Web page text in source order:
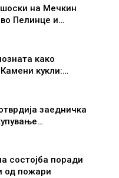
на Мечкин
Пелинце и…
како
кукли:…
заедничка
состојба поради
од пожари